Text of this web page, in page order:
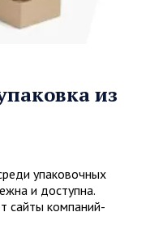
из
упаковочных
и доступна.
сайты компаний-